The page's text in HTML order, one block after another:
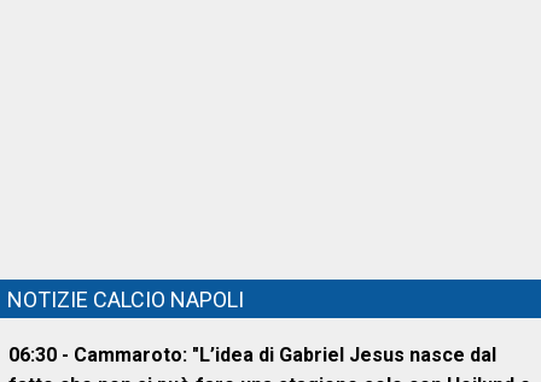
NOTIZIE CALCIO NAPOLI
06:30 - Cammaroto: "L’idea di Gabriel Jesus nasce dal